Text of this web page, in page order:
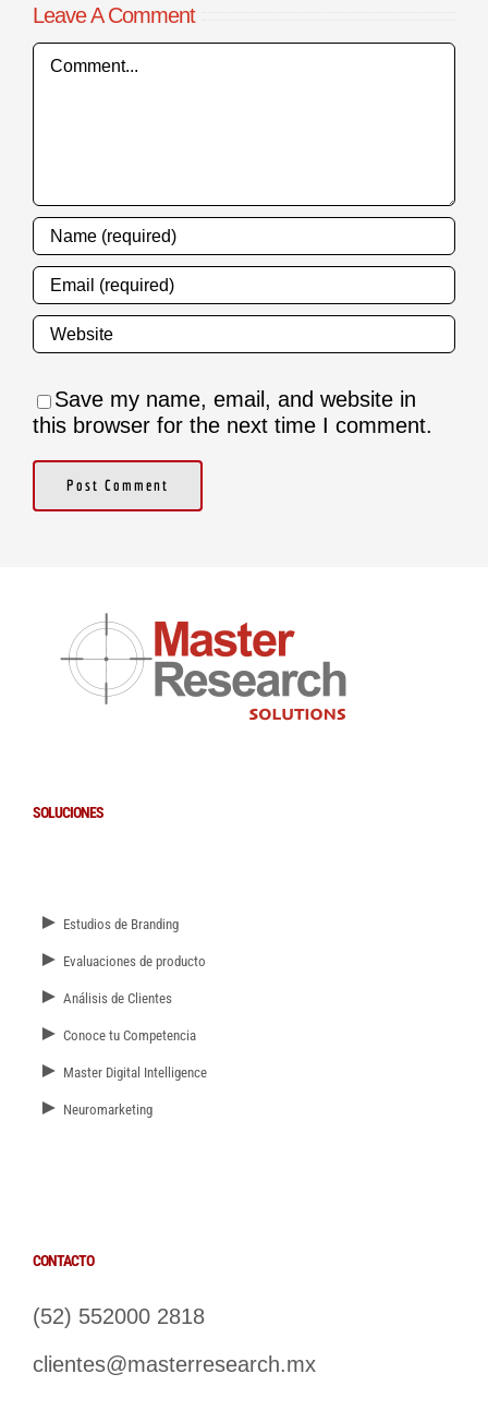
Leave A Comment
Comment
Save my name, email, and website in
this browser for the next time I comment.
SOLUCIONES
► Estudios de Branding
► Evaluaciones de producto
► Análisis de Clientes
► Conoce tu Competencia
► Master Digital Intelligence
► Neuromarketing
CONTACTO
(52) 552000 2818
clientes@masterresearch.mx